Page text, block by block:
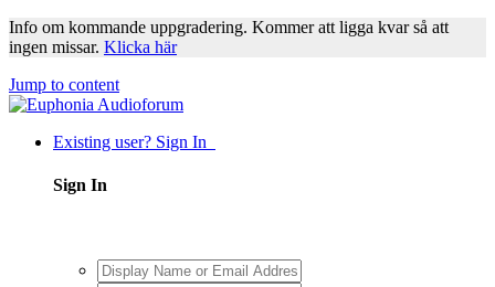
Info om kommande uppgradering. Kommer att ligga kvar så att
ingen missar. Klicka här
Jump to content
Existing user? Sign In
Sign In